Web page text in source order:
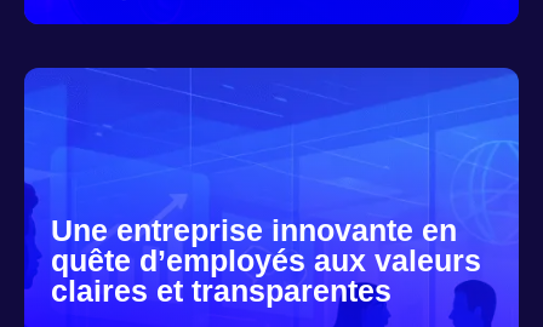
Une entreprise innovante en
quête d’employés aux valeurs
claires et transparentes